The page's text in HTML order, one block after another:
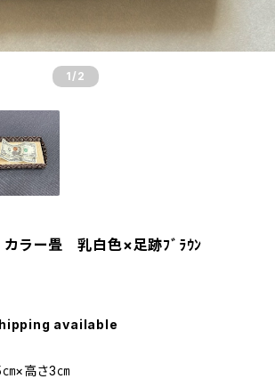
1 /2
カラー畳 乳白色×足跡ﾌﾞﾗｳﾝ
available
×高さ3㎝